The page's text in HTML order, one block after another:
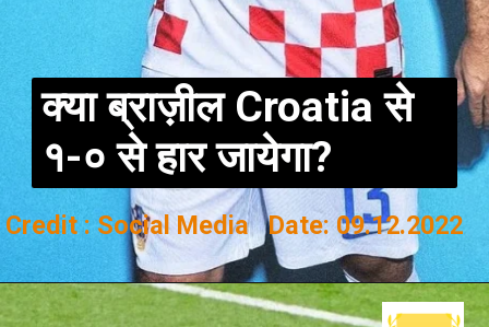
क्या ब्राज़ील Croatia से
१-० से हार जायेगा?
Credit : Social Media Date: 09.12.2022